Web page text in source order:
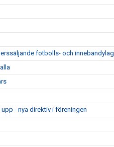
fotbolls- och innebandylag
- nya direktiv i föreningen